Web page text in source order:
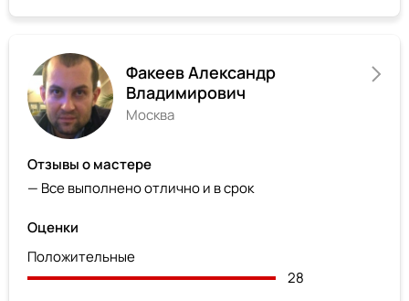
Факеев Александр
Владимирович
Москва
Отзывы о мастере
— Все выполнено отлично и в срок
Оценки
Положительные
28